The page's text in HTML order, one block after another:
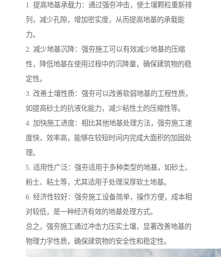
1. 提高地基承载力：通过强夯冲击，使土壤颗粒重新排
列，减少孔隙，增加密实度，从而提高地基的承载能
力。
2. 减少地基沉降：强夯施工可以有效减少地基的压缩
性，降低地基在使用过程中的沉降量，确保建筑物的稳
定性。
3. 改善土壤性质：强夯可以改善软弱地基的工程性质，
如提高砂土的抗液化能力，减少粘性土的压缩性等。
4. 加快施工进度：相比其他地基处理方法，强夯施工速
度快，效率高，能够在较短时间内完成大面积的加固处
理。
5. 适用性广泛：强夯适用于多种类型的地基，如砂土、
粉土、粘土等，尤其适用于处理深厚软土地基。
6. 经济性较好：强夯施工设备简单，操作方便，成本相
对较低，是一种经济有效的地基处理方式。
总之，强夯施工通过冲击力压实土壤，显著改善地基的
物理力学性质，确保建筑物的安全性和稳定性。